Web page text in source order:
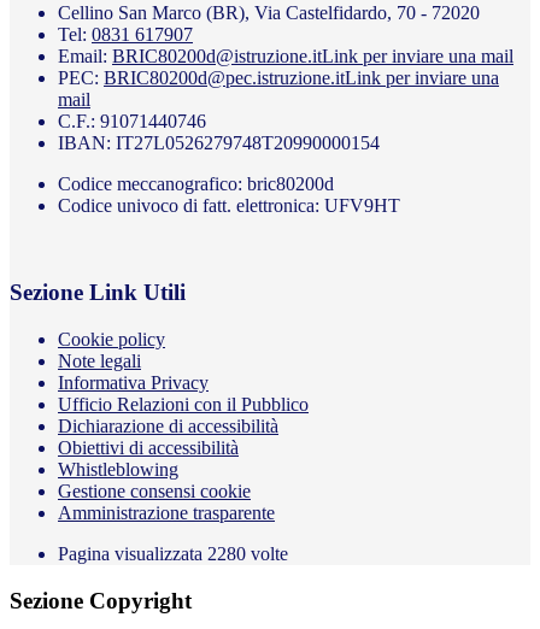
Cellino San Marco (BR), Via Castelfidardo, 70 - 72020
Tel: 0831 617907
Email: BRIC80200d@istruzione.itLink per inviare una mail
PEC: BRIC80200d@pec.istruzione.itLink per inviare una
mail
C.F.: 91071440746
IBAN: IT27L0526279748T20990000154
Codice meccanografico: bric80200d
Codice univoco di fatt. elettronica: UFV9HT
Sezione Link Utili
Cookie policy
Note legali
Informativa Privacy
Ufficio Relazioni con il Pubblico
Dichiarazione di accessibilità
Obiettivi di accessibilità
Whistleblowing
Gestione consensi cookie
Amministrazione trasparente
Pagina visualizzata 2280 volte
Sezione Copyright